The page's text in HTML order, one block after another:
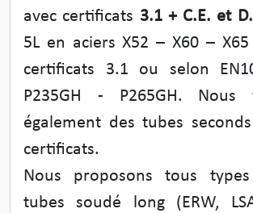
avec certificats 3.1 + C.E. et
5L en aciers X52 – X60 –
certificats 3.1 ou selon
P235GH - P265GH. Nous
également des tubes
certificats.
Nous proposons tous
tubes soudé long (ERW,